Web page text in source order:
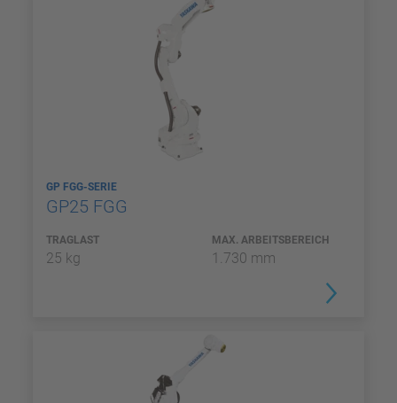
GP FGG-SERIE
GP25 FGG
TRAGLAST
25 kg
MAX. ARBEITSBEREICH
1.730 mm